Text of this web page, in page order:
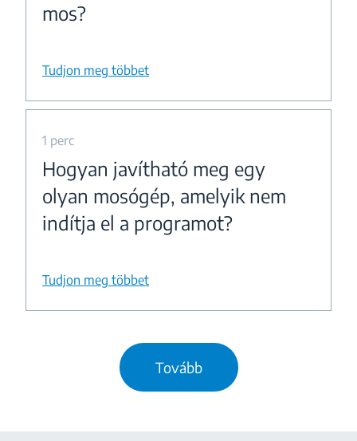
mos?
Tudjon meg többet
1 perc
Hogyan javítható meg egy
olyan mosógép, amelyik nem
indítja el a programot?
Tudjon meg többet
Tovább